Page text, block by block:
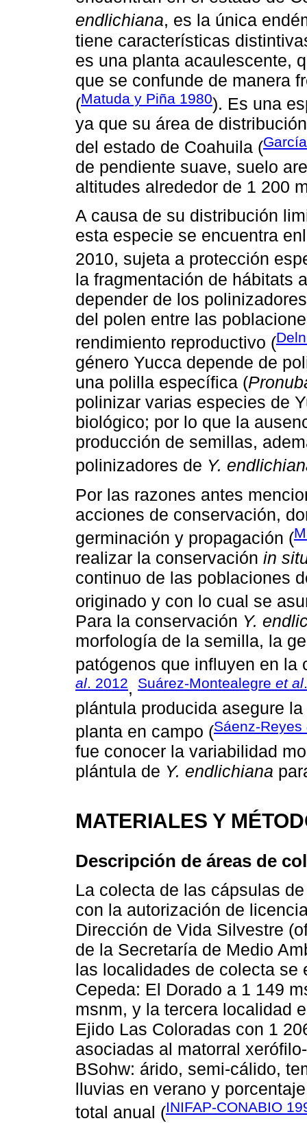
endlichiana, es la única
tiene características
es una planta acaulescente,
que se confunde de manera
(Matuda y Piña 1980). Es una
ya que su área de
del estado de Coahuila (
de pendiente suave, suelo
altitudes alrededor de 1 200
A causa de su distribución
esta especie se encuentra
2010, sujeta a protección
la fragmentación de hábitats
depender de los
del polen entre las
rendimiento reproductivo (
género Yucca depende de
una polilla específica (
polinizar varias especies de
biológico; por lo que la
producción de semillas,
polinizadores de Y.
Por las razones antes
acciones de conservación,
germinación y propagación (
realizar la conservación in
continuo de las poblaciones
originado y con lo cual se
Para la conservación Y.
morfología de la semilla, la
patógenos que influyen en la
al . 2012, Suárez-Montealegre et al
plántula producida asegure
planta en campo (Sáenz-Reyes
fue conocer la variabilidad
plántula de Y. endlichiana
MATERIALES Y
Descripción de áreas de
La colecta de las cápsulas
con la autorización de
Dirección de Vida Silvestre
de la Secretaría de Medio
las localidades de colecta se
Cepeda: El Dorado a 1 149
msnm, y la tercera localidad
Ejido Las Coloradas con 1
asociadas al matorral
BSohw: árido, semi-cálido,
lluvias en verano y
total anual (INIFAP-CONABIO